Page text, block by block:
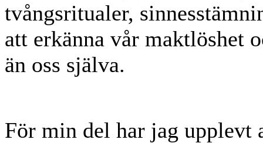
tvångsritualer,
att erkänna vår maktlöshet
än oss själva.
För min del har jag upplevt